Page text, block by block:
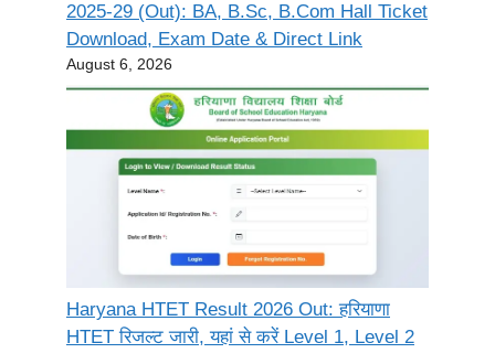
2025-29 (Out): BA, B.Sc, B.Com Hall Ticket
Download, Exam Date & Direct Link
August 6, 2026
Haryana HTET Result 2026 Out: हरियाणा
HTET रिजल्ट जारी, यहां से करें Level 1, Level 2